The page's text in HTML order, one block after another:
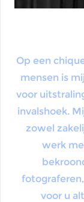
Op een
mensen is
voor
invalshoek.
zowel
werk
voor u